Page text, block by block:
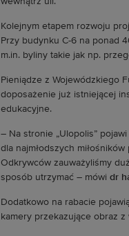
Kolejnym etapem rozwoju
Przy budynku C-6 na ponad
m.in. byliny takie jak np.
Pieniądze z Wojewódzkiego
doposażenie już istniejącej
edukacyjne.
– Na stronie „Ulopolis”
dla najmłodszych
Odkrywców zauważyliśmy
sposób utrzymać – mówi dr
Dodatkowo na rabacie
kamery przekazujące obraz